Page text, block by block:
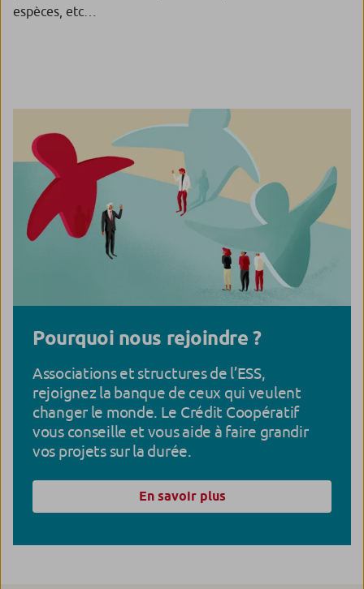
espèces, etc…
Pourquoi nous rejoindre ?
Associations et structures de l’ESS,
rejoignez la banque de ceux qui veulent
changer le monde. Le Crédit Coopératif
vous conseille et vous aide à faire grandir
vos projets sur la durée.
En savoir plus